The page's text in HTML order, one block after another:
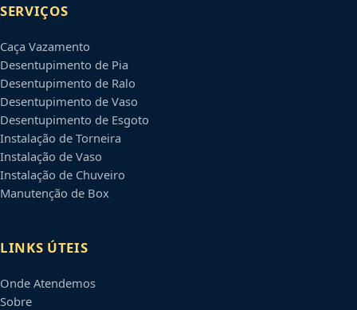
SERVIÇOS
Caça Vazamento
Desentupimento de Pia
Desentupimento de Ralo
Desentupimento de Vaso
Desentupimento de Esgoto
Instalação de Torneira
Instalação de Vaso
Instalação de Chuveiro
Manutenção de Box
LINKS ÚTEIS
Onde Atendemos
Sobre